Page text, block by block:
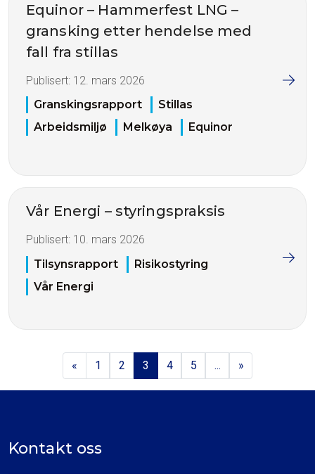
Equinor – Hammerfest LNG –
gransking etter hendelse med
fall fra stillas
Publisert: 12. mars 2026
Granskingsrapport
Stillas
Arbeidsmiljø
Melkøya Equinor
Vår Energi – styringspraksis
Publisert: 10. mars 2026
Tilsynsrapport
Risikostyring
Vår Energi
« 1 2 3 4 5 ... »
Kontakt oss